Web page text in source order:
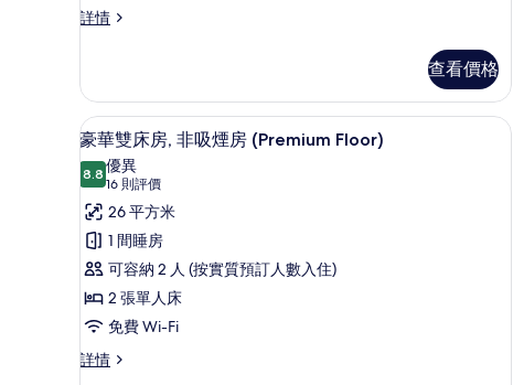
3
室,
非
吸
煙
房,
轉
角
(with
an
Extra
詳情
豪
房,
間
室,
吸
煙
房,
轉
角
(with
an
Extra
bed
查看價格
載
入
所
有
豪
華
雙
床
房,
13
豪華雙床房, 非吸煙房 (Premium Floor)
8.88.8 分，滿分 10 分
優異
16 則評價
(16
則
評
價)
26 平方米
1 間睡房
可容納 2 人 (按實質預訂人數入住)
2 張單人床
免費 Wi-Fi
詳情
豪